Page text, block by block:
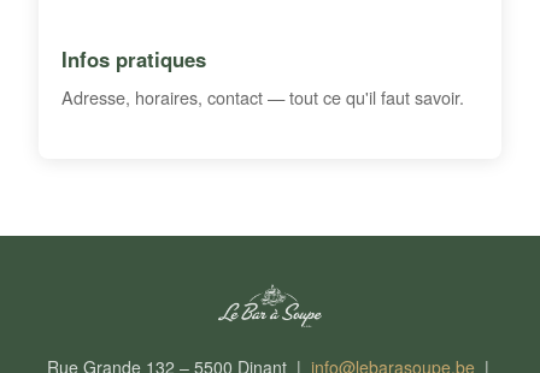
Infos pratiques
Adresse, horaires, contact — tout ce qu'il faut savoir.
Rue Grande 132 – 5500 Dinant | info@lebarasoupe.be|